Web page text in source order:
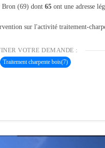
Bron (69) dont 65 ont une adresse
sur l'activité traitement-
VOTRE DEMANDE :
Traitement charpente bois(7)